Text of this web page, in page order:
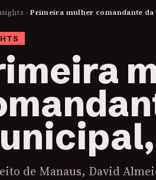
› Primeira mulher comandante da
de Manaus, David